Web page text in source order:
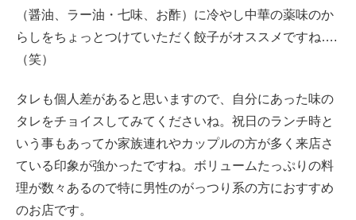
（醤油、ラー油・七味、お酢）に冷やし中華の薬味のか
らしをちょっとつけていただく餃子がオススメですね….
（笑）
タレも個人差があると思いますので、自分にあった味の
タレをチョイスしてみてくださいね。祝日のランチ時と
いう事もあってか家族連れやカップルの方が多く来店さ
ている印象が強かったですね。ボリュームたっぷりの料
理が数々あるので特に男性のがっつり系の方におすすめ
のお店です。